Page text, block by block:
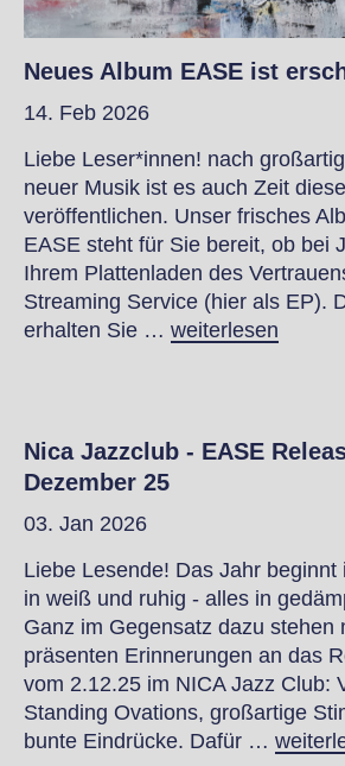
Neues Album EASE ist
14. Feb 2026
Liebe Leser*innen! nach
neuer Musik ist es auch Zeit
veröffentlichen. Unser frisches
EASE steht für Sie bereit, ob bei
Ihrem Plattenladen des
Streaming Service (hier als EP).
erhalten Sie … weiterlesen
Nica Jazzclub - EASE
Dezember 25
03. Jan 2026
Liebe Lesende! Das Jahr beginnt
in weiß und ruhig - alles in
Ganz im Gegensatz dazu stehen
präsenten Erinnerungen an das
vom 2.12.25 im NICA Jazz Club:
Standing Ovations, großartige
bunte Eindrücke. Dafür …